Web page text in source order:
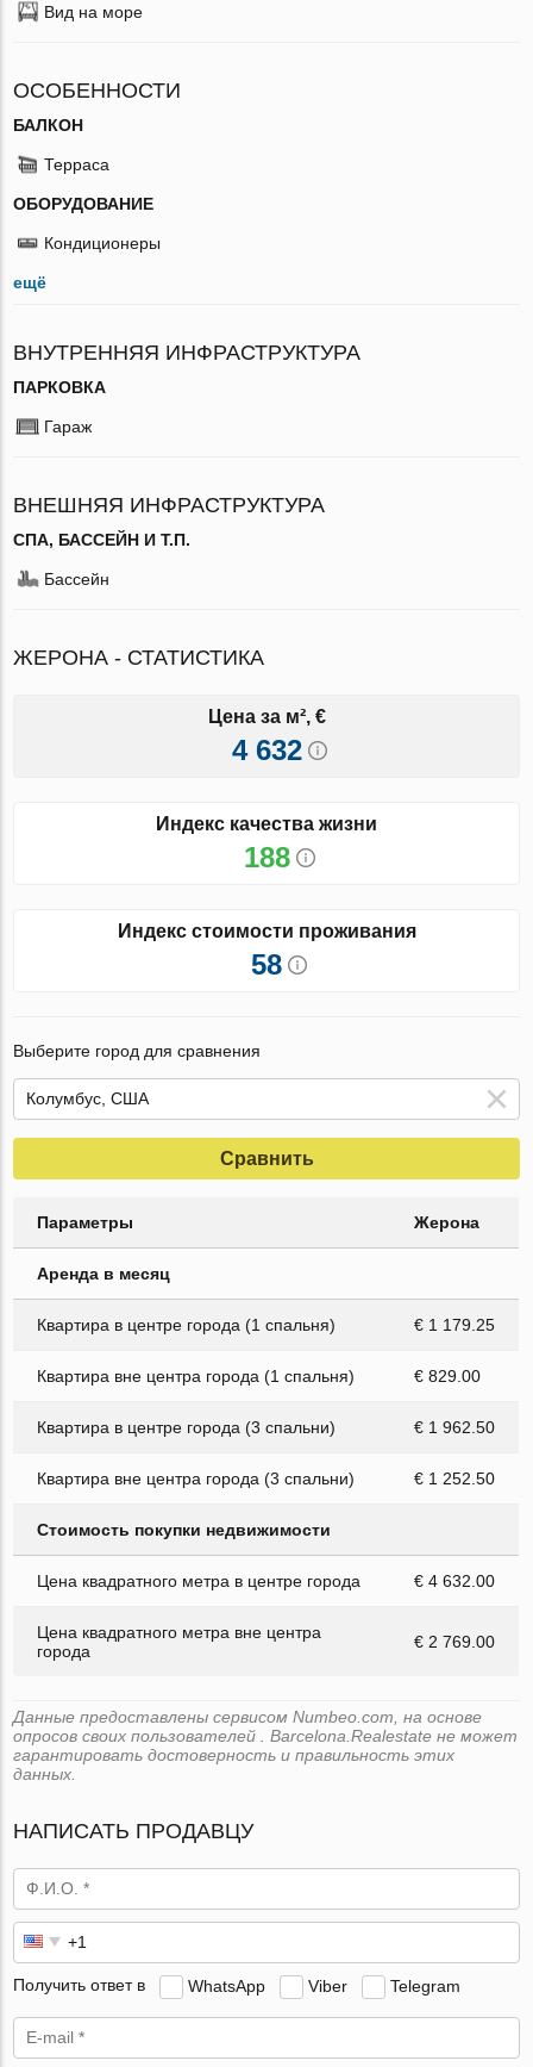
Вид на море
ОСОБЕННОСТИ
БАЛКОН
Терраса
ОБОРУДОВАНИЕ
Кондиционеры
ещё
ВНУТРЕННЯЯ ИНФРАСТРУКТУРА
ПАРКОВКА
Гараж
ВНЕШНЯЯ ИНФРАСТРУКТУРА
СПА, БАССЕЙН И Т.П.
Бассейн
ЖЕРОНА - СТАТИСТИКА
Цена за м², €
4 632
Индекс качества жизни
188
Индекс стоимости проживания
58
Выберите город для сравнения
Сравнить
Параметры Жерона
Аренда в месяц
Квартира в центре города (1 спальня) € 1 179.25
Квартира вне центра города (1 спальня) € 829.00
Квартира в центре города (3 спальни) € 1 962.50
Квартира вне центра города (3 спальни) € 1 252.50
Стоимость покупки недвижимости
Цена квадратного метра в центре города € 4 632.00
Цена квадратного метра вне центра
города
€ 2 769.00
Данные предоставлены сервисом Numbeo.com, на основе
опросов своих пользователей . Barcelona.Realestate не может
гарантировать достоверность и правильность этих
данных.
НАПИСАТЬ ПРОДАВЦУ
Получить ответ в WhatsApp Viber Telegram